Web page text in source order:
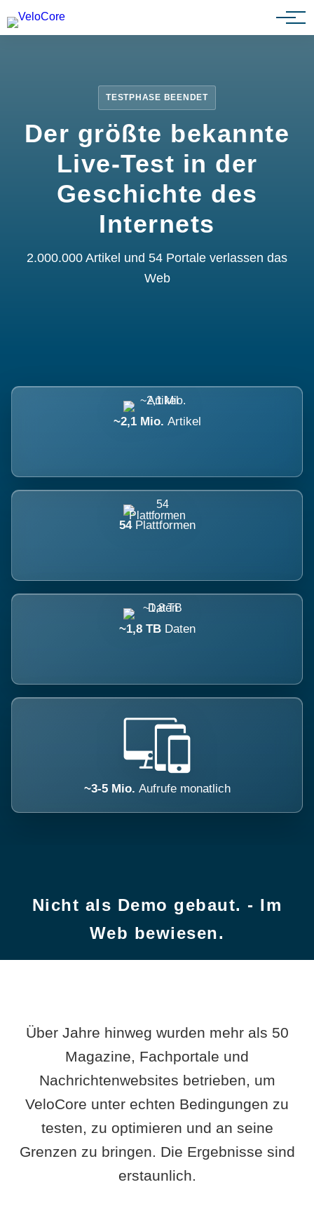
Partnerprogramm
TESTPHASE BEENDET
Der größte bekannte
Live-Test in der
Geschichte des
Internets
2.000.000 Artikel und 54 Portale verlassen das
Web
~2,1 Mio. Artikel
54 Plattformen
~1,8 TB Daten
~3-5 Mio. Aufrufe monatlich
Nicht als Demo gebaut. - Im
Web bewiesen.
Über Jahre hinweg wurden mehr als 50
Magazine, Fachportale und
Nachrichtenwebsites betrieben, um
VeloCore unter echten Bedingungen zu
testen, zu optimieren und an seine
Grenzen zu bringen. Die Ergebnisse sind
erstaunlich.